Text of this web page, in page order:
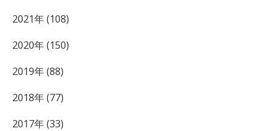
2021年 (108)
2020年 (150)
2019年 (88)
2018年 (77)
2017年 (33)